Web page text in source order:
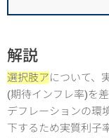
解説
選択肢アについて、
(期待インフレ率)を
デフレーションの環
下するため実質利子